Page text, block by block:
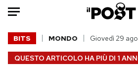
Auto
HOME
QUESTO ARTICOLO HA PIÙ DI 1
BITS MONDO Giovedì 29